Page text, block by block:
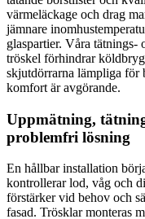
värmeläckage och drag
jämnare
glaspartier. Våra tätnings-
tröskel förhindrar
skjutdörrarna lämpliga för
komfort är avgörande.
Uppmätning,
problemfri lösning
En hållbar installation
kontrollerar lod, våg och
förstärker vid behov och
fasad. Trösklar monteras